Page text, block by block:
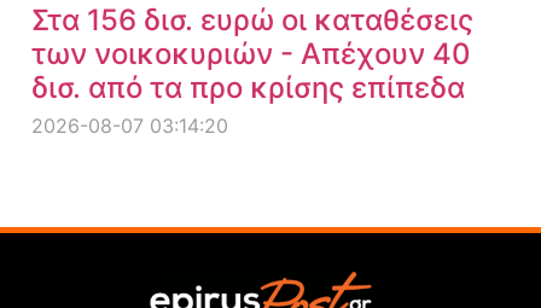
Στα 156 δισ. ευρώ οι καταθέσεις
των νοικοκυριών - Απέχουν 40
δισ. από τα προ κρίσης επίπεδα
2026-08-07 03:14:20